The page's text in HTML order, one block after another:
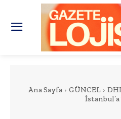
Ana Sayfa GÜNCEL
İstanbul’a